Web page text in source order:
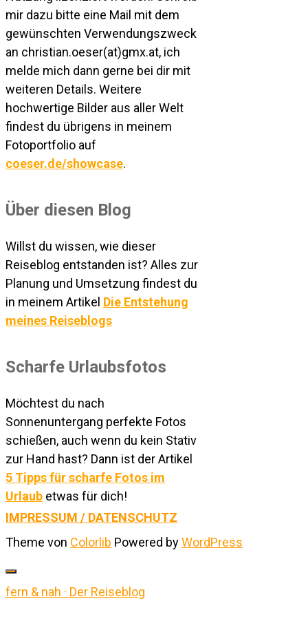
mir dazu bitte eine Mail mit dem
gewünschten Verwendungszweck
an christian.oeser(at)gmx.at, ich
melde mich dann gerne bei dir mit
weiteren Details. Weitere
hochwertige Bilder aus aller Welt
findest du übrigens in meinem
Fotoportfolio auf
coeser.de/showcase.
Über diesen Blog
Willst du wissen, wie dieser
Reiseblog entstanden ist? Alles zur
Planung und Umsetzung findest du
in meinem Artikel Die Entstehung
meines Reiseblogs
Scharfe Urlaubsfotos
Möchtest du nach
Sonnenuntergang perfekte Fotos
schießen, auch wenn du kein Stativ
zur Hand hast? Dann ist der Artikel
5 Tipps für scharfe Fotos im
Urlaub etwas für dich!
IMPRESSUM / DATENSCHUTZ
Theme von Colorlib Powered byWordPress
fern & nah · Der Reiseblog